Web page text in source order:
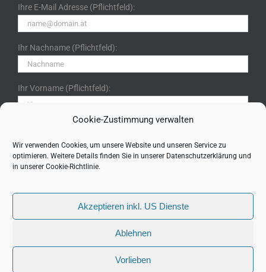
Cookie-Zustimmung verwalten
Wir verwenden Cookies, um unsere Website und unseren Service zu
optimieren. Weitere Details finden Sie in unserer Datenschutzerklärung und
in unserer Cookie-Richtlinie.
Akzeptieren inkl. US Dienste
Ablehnen
Vorlieben
Ihre E-Mail Adresse (Pflichtfeld):
Ihr Nachname (Pflichtfeld):
Ihr Vorname (Pflichtfeld):
Datenschutzerklärung gem. DSGVO einverstanden. (Klicken
für Details)
Copyright (c) 2022 ITpool GmbH, Schleißheim | Alle Rechte vorbehalten.